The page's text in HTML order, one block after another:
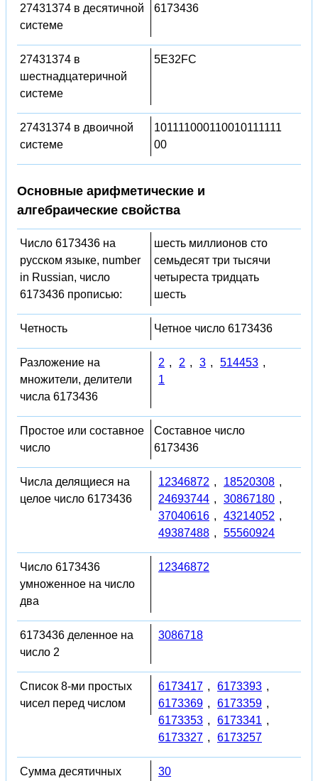
27431374 в десятичной
системе
6173436
27431374 в
шестнадцатеричной
системе
5E32FC
27431374 в двоичной
системе
101111000110010111111
00
Основные арифметические и
алгебраические свойства
Число 6173436 на
русском языке, number
in Russian, число
6173436 прописью:
шесть миллионов сто
семьдесят три тысячи
четыреста тридцать
шесть
Четность Четное число 6173436
Разложение на
множители, делители
числа 6173436
2 , 2 , 3 , 514453 ,
1
Простое или составное
число
Составное число
6173436
Числа делящиеся на
целое число 6173436
12346872 , 18520308 ,
24693744 , 30867180 ,
37040616 , 43214052 ,
49387488 , 55560924
Число 6173436
умноженное на число
два
12346872
6173436 деленное на
число 2
3086718
Список 8-ми простых
чисел перед числом
6173417 , 6173393 ,
6173369 , 6173359 ,
6173353 , 6173341 ,
6173327 , 6173257
Сумма десятичных
30